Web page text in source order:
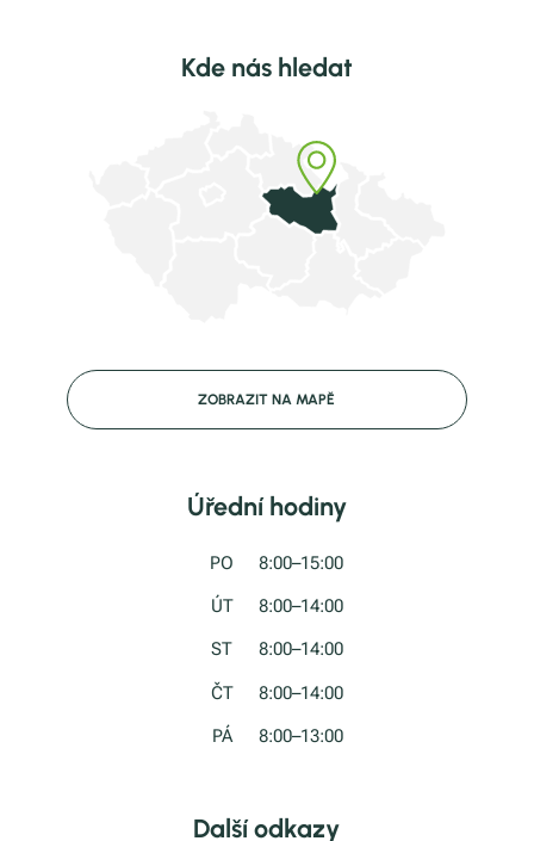
Kde nás hledat
ZOBRAZIT NA MAPĚ
Úřední hodiny
PO 8:00–15:00
ÚT 8:00–14:00
ST 8:00–14:00
ČT 8:00–14:00
PÁ 8:00–13:00
Další odkazy